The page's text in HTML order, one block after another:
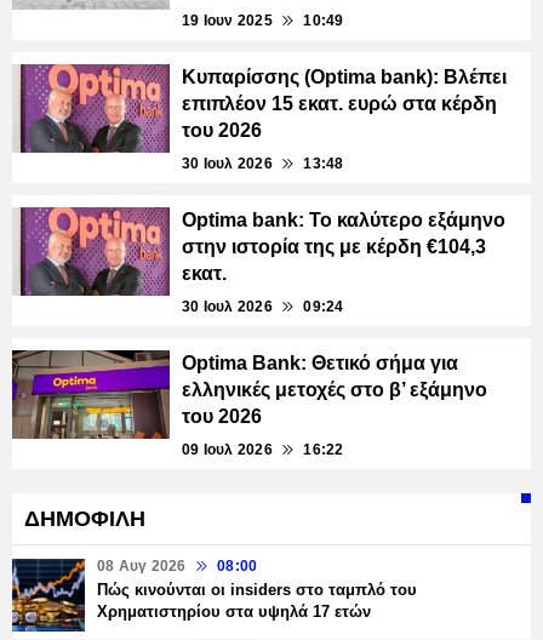
19 Ιουν 2025 10:49
Κυπαρίσσης (Optima bank): Βλέπει
επιπλέον 15 εκατ. ευρώ στα κέρδη
του 2026
30 Ιουλ 2026 13:48
Optima bank: Το καλύτερο εξάμηνο
στην ιστορία της με κέρδη €104,3
εκατ.
30 Ιουλ 2026 09:24
Optima Bank: Θετικό σήμα για
ελληνικές μετοχές στο β’ εξάμηνο
του 2026
09 Ιουλ 2026 16:22
ΔΗΜΟΦΙΛΗ
08 Αυγ 2026 08:00
Πώς κινούνται οι insiders στο ταμπλό του
Χρηματιστηρίου στα υψηλά 17 ετών